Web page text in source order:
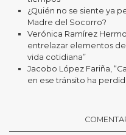
¿Quién no se siente ya
Madre del Socorro?
Verónica Ramírez
entrelazar elementos
vida cotidiana”
Jacobo López Fariña,
en ese tránsito ha